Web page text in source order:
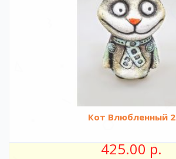
Кот Влюбленный 2
425.00 р.